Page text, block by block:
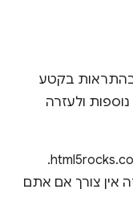
בקטע
ולעזרה
של html5rocks.com.
אין צורך אם אתם